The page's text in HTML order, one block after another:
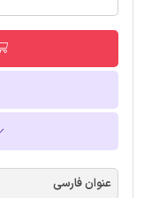
عنوان فارسی